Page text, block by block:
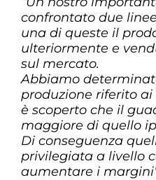
confrontato due
una di queste il
ulteriormente e
sul mercato.
Abbiamo
produzione riferito
è scoperto che il
maggiore di quello
Di conseguenza
privilegiata a livello
aumentare i